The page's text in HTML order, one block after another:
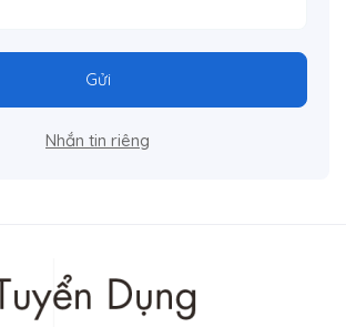
Gửi
Nhắn tin riêng